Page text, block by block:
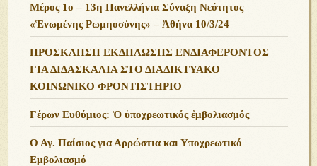
Μέρος 1ο – 13η Πανελλήνια Σύναξη Νεότητος
«Ἑνωμένης Ρωμηοσύνης» – Ἀθήνα 10/3/24
ΠΡΟΣΚΛΗΣΗ ΕΚΔΗΛΩΣΗΣ ΕΝΔΙΑΦΕΡΟΝΤΟΣ
ΓΙΑ ΔΙΔΑΣΚΑΛΙΑ ΣΤΟ ΔΙΑΔΙΚΤΥΑΚΟ
ΚΟΙΝΩΝΙΚΟ ΦΡΟΝΤΙΣΤΗΡΙΟ
Γέρων Ευθύμιος: Ὁ ὑποχρεωτικός ἐμβολιασμός
Ο Αγ. Παίσιος για Αρρώστια και Υποχρεωτικό
Εμβολιασμό